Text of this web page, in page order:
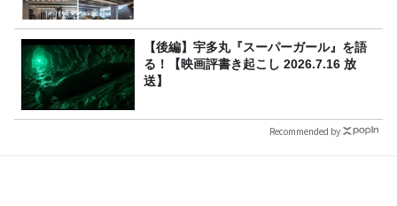
【後編】宇多丸『スーパーガール』を語
る！【映画評書き起こし 2026.7.16 放
送】
Recommended by